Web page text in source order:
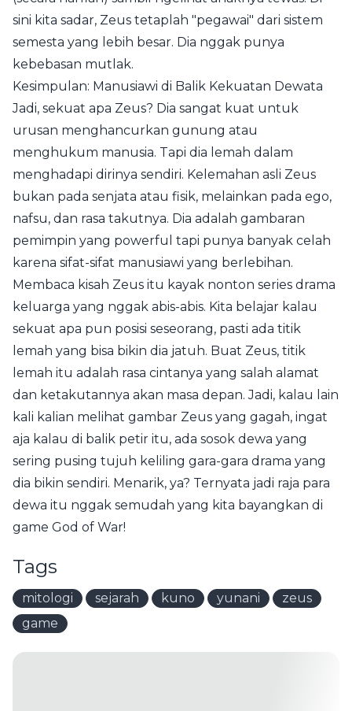
sini kita sadar, Zeus tetaplah "pegawai" dari sistem
semesta yang lebih besar. Dia nggak punya
kebebasan mutlak.
Kesimpulan: Manusiawi di Balik Kekuatan Dewata
Jadi, sekuat apa Zeus? Dia sangat kuat untuk
urusan menghancurkan gunung atau
menghukum manusia. Tapi dia lemah dalam
menghadapi dirinya sendiri. Kelemahan asli Zeus
bukan pada senjata atau fisik, melainkan pada ego,
nafsu, dan rasa takutnya. Dia adalah gambaran
pemimpin yang powerful tapi punya banyak celah
karena sifat-sifat manusiawi yang berlebihan.
Membaca kisah Zeus itu kayak nonton series drama
keluarga yang nggak abis-abis. Kita belajar kalau
sekuat apa pun posisi seseorang, pasti ada titik
lemah yang bisa bikin dia jatuh. Buat Zeus, titik
lemah itu adalah rasa cintanya yang salah alamat
dan ketakutannya akan masa depan. Jadi, kalau lain
kali kalian melihat gambar Zeus yang gagah, ingat
aja kalau di balik petir itu, ada sosok dewa yang
sering pusing tujuh keliling gara-gara drama yang
dia bikin sendiri. Menarik, ya? Ternyata jadi raja para
dewa itu nggak semudah yang kita bayangkan di
game God of War!
Tags
mitologi sejarah kuno yunani
zeus
game